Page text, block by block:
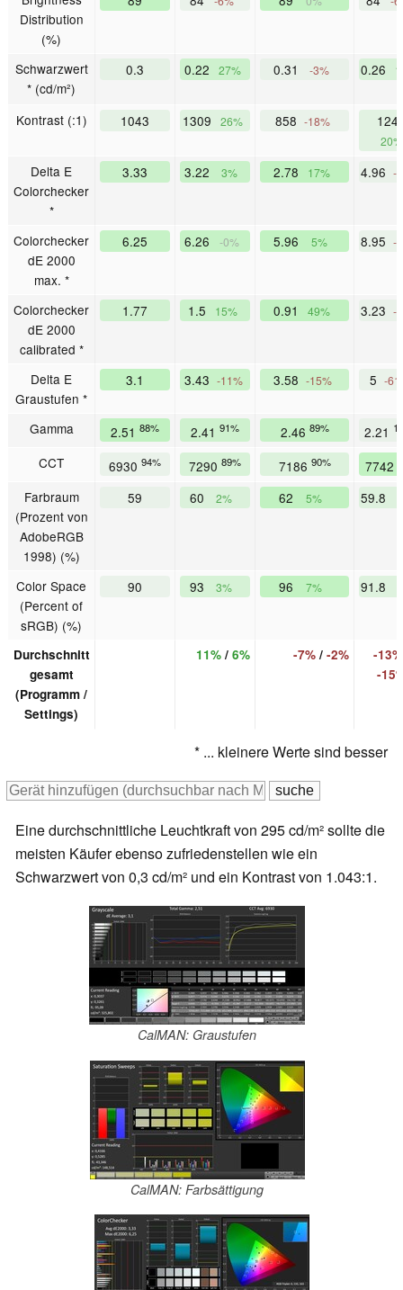
Distribution
(%)
Schwarzwert
* (cd/m²)
0.3 0.22 27% 0.31 -3% 0.26
Kontrast (:1) 1043 1309 26% 858 -18%
20%
Delta E
Colorchecker
*
3.33 3.22 3% 2.78 17% 4.96 -
Colorchecker
dE 2000
max. *
6.25 6.26 -0% 5.96 5% 8.95 -
Colorchecker
dE 2000
calibrated *
1.77 1.5 15% 0.91 49% 3.23 -
Delta E
Graustufen *
3.1 3.43 -11% 3.58 -15% 5 -
Gamma 2.51 88% 2.41 91% 2.46 89% 2.21
CCT 6930 94% 7290 89% 7186 90% 7742
Farbraum
(Prozent von
AdobeRGB
1998) (%)
59 60 2% 62 5% 59.8
Color Space
(Percent of
sRGB) (%)
90 93 3% 96 7% 91.8
Durchschnitt
gesamt
(Programm /
Settings)
11%/ 6% -7%/ -2% -13%
-
* ... kleinere Werte sind besser
Eine durchschnittliche Leuchtkraft von 295 cd/m² sollte die
meisten Käufer ebenso zufriedenstellen wie ein
Schwarzwert von 0,3 cd/m² und ein Kontrast von 1.043:1.
CalMAN: Graustufen
CalMAN: Farbsättigung